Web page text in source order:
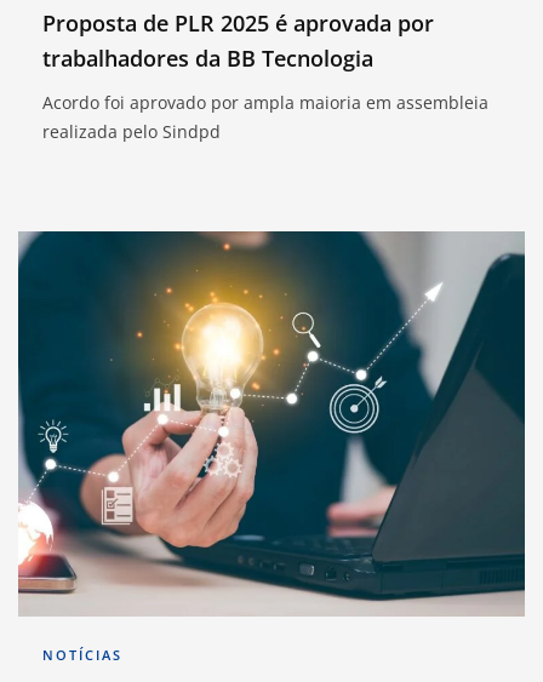
Proposta de PLR 2025 é aprovada por
trabalhadores da BB Tecnologia
Acordo foi aprovado por ampla maioria em assembleia
realizada pelo Sindpd
NOTÍCIAS